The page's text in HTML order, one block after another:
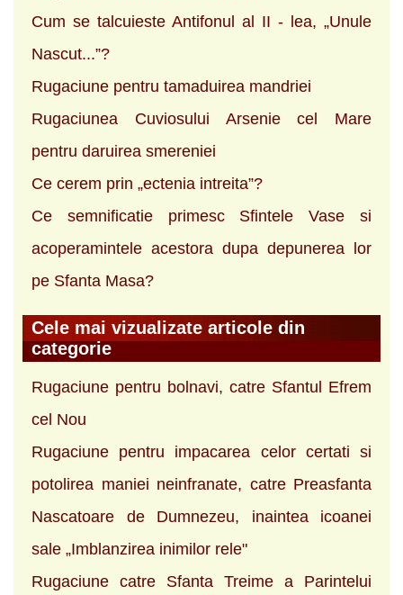
Cum se talcuieste Antifonul al II - lea, „Unule
Nascut...”?
Rugaciune pentru tamaduirea mandriei
Rugaciunea Cuviosului Arsenie cel Mare
pentru daruirea smereniei
Ce cerem prin „ectenia intreita”?
Ce semnificatie primesc Sfintele Vase si
acoperamintele acestora dupa depunerea lor
pe Sfanta Masa?
Cele mai vizualizate articole din
categorie
Rugaciune pentru bolnavi, catre Sfantul Efrem
cel Nou
Rugaciune pentru impacarea celor certati si
potolirea maniei neinfranate, catre Preasfanta
Nascatoare de Dumnezeu, inaintea icoanei
sale „Imblanzirea inimilor rele"
Rugaciune catre Sfanta Treime a Parintelui